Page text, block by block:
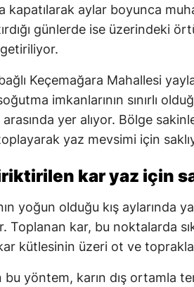
kapatılarak aylar boyunca
günlerde ise üzerindeki
Keçemağara Mahallesi
imkanlarının sınırlı
yer alıyor. Bölge
yaz mevsimi için
kar yaz için
yoğun olduğu kış aylarında
Toplanan kar, bu noktalarda
kütlesinin üzeri ot ve toprakla
yöntem, karın dış ortamla